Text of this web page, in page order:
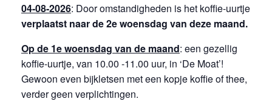
04-08-2026: Door omstandigheden is het koffie-uurtje
verplaatst naar de 2e woensdag van deze maand.
Op de 1e woensdag van de maand: een gezellig
koffie-uurtje, van 10.00 -11.00 uur, in ‘De Moat’!
Gewoon even bijkletsen met een kopje koffie of thee,
verder geen verplichtingen.